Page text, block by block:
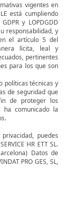
vigentes en
está cumpliendo
y LOPDGDD
responsabilidad, y
el artículo 5 del
lícita, leal y
pertinentes
para los que son
políticas técnicas y
de seguridad que
de proteger los
ha comunicado la
puedes
HR ETT SL.
Datos de
PRO GES, SL,